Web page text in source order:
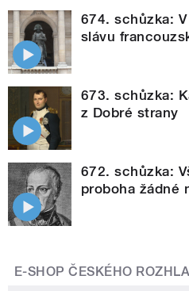
674. schůzka:
slávu
673. schůzka:
z Dobré strany
672. schůzka:
proboha žádné
E-SHOP ČESKÉHO